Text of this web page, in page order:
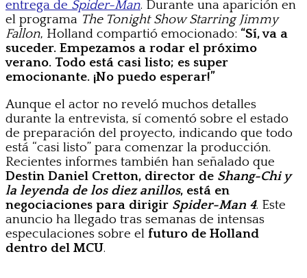
entrega de Spider-Man. Durante una aparición en
el programa The Tonight Show Starring Jimmy
Fallon, Holland compartió emocionado: “Sí, va a
suceder. Empezamos a rodar el próximo
verano. Todo está casi listo; es super
emocionante. ¡No puedo esperar!”
Aunque el actor no reveló muchos detalles
durante la entrevista, sí comentó sobre el estado
de preparación del proyecto, indicando que todo
está “casi listo” para comenzar la producción.
Recientes informes también han señalado que
Destin Daniel Cretton, director de Shang-Chi y
la leyenda de los diez anillos, está en
negociaciones para dirigir Spider-Man 4. Este
anuncio ha llegado tras semanas de intensas
especulaciones sobre el futuro de Holland
dentro del MCU.